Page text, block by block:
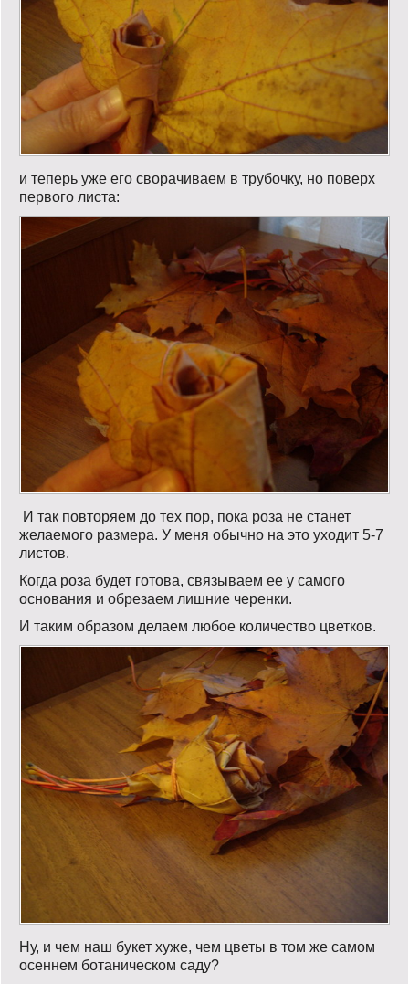
и теперь уже его сворачиваем в трубочку, но поверх
первого листа:
И так повторяем до тех пор, пока роза не станет
желаемого размера. У меня обычно на это уходит 5-7
листов.
Когда роза будет готова, связываем ее у самого
основания и обрезаем лишние черенки.
И таким образом делаем любое количество цветков.
Ну, и чем наш букет хуже, чем цветы в том же самом
осеннем ботаническом саду?